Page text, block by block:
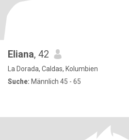
Eliana, 42
La Dorada, Caldas, Kolumbien
Suche: Männlich 45 - 65